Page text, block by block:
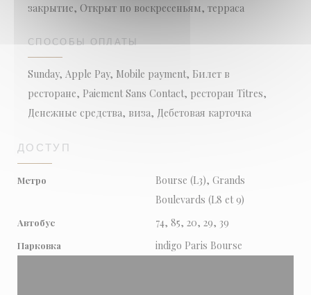
закрытие, Открыт по воскресеньям, терраса
СПОСОБЫ ОПЛАТЫ
Sunday, Apple Pay, Mobile payment, Билет в
ресторане, Paiement Sans Contact, ресторан Titres,
Денежные средства, виза, Дебетовая карточка
ДОСТУП
Метро
Bourse (L3), Grands
Boulevards (L8 et 9)
Автобус 74, 85, 20, 29, 39
Парковка indigo Paris Bourse